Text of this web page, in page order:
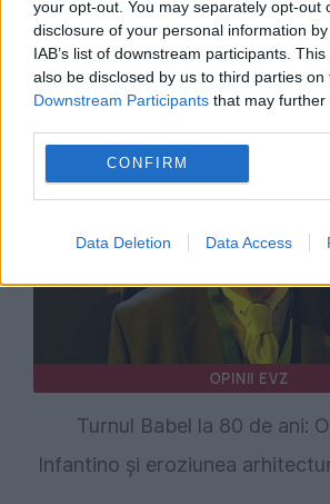
your opt-out. You may separately opt-out
disclosure of your personal information
IAB’s list of downstream participants.
also be disclosed by us to third parties on
Downstream Participants that may
CONFIRM
Data Deletion Data Access
Recomandările
OPINII EVZ
Turnul Babel la 80 de ani:
Infantino și eroziunea